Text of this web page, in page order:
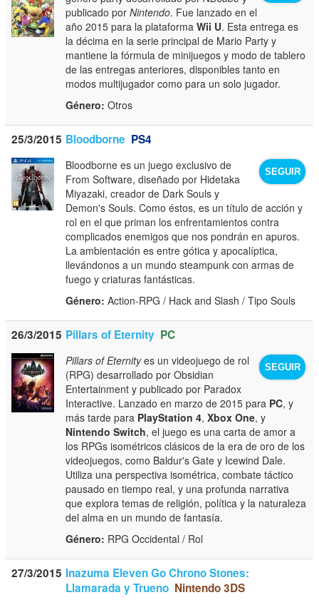
publicado porNintendo. Fue lanzado en el
año 2015 para la plataformaWii U. Esta entrega es
la décima en la serie principal de Mario Party y
mantiene la fórmula de minijuegos y modo de tablero
de las entregas anteriores, disponibles tanto en
modos multijugador como para un solo jugador.
Género: Otros
25/3/2015 Bloodborne PS4
SEGUIR
Bloodborne es un juego exclusivo de
From Software, diseñado por Hidetaka
Miyazaki, creador de Dark Souls y
Demon's Souls. Como éstos, es un título de acción y
rol en el que priman los enfrentamientos contra
complicados enemigos que nos pondrán en apuros.
La ambientación es entre gótica y apocalíptica,
llevándonos a un mundo steampunk con armas de
fuego y criaturas fantásticas.
Género: Action-RPG / Hack and Slash / Tipo Souls
26/3/2015 Pillars of Eternity PC
SEGUIR
Pillars of Eternityes un videojuego de rol
(RPG) desarrollado por Obsidian
Entertainment y publicado por Paradox
Interactive. Lanzado en marzo de 2015 para PC, y
más tarde para PlayStation 4,Xbox One, y
Nintendo Switch, el juego es una carta de amor a
los RPGs isométricos clásicos de la era de oro de los
videojuegos, como Baldur's Gate y Icewind Dale.
Utiliza una perspectiva isométrica, combate táctico
pausado en tiempo real, y una profunda narrativa
que explora temas de religión, política y la naturaleza
del alma en un mundo de fantasía.
Género: RPG Occidental / Rol
27/3/2015 Inazuma Eleven Go Chrono Stones:
Llamarada y Trueno Nintendo 3DS